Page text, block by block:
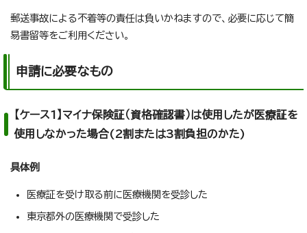
郵送事故による不着等の責任は負いかねますので、必要に応じて簡
易書留等をご利用ください。
申請に必要なもの
【ケース1】マイナ保険証（資格確認書）は使用したが医療証を
使用しなかった場合(2割または3割負担のかた)
具体例
医療証を受け取る前に医療機関を受診した
東京都外の医療機関で受診した